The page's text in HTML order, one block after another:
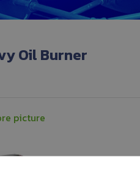
Oil Burner
picture